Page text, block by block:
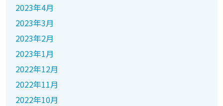
2023年4月
2023年3月
2023年2月
2023年1月
2022年12月
2022年11月
2022年10月